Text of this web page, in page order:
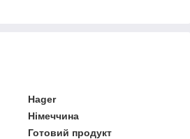
Hager
Німеччина
Готовий продукт